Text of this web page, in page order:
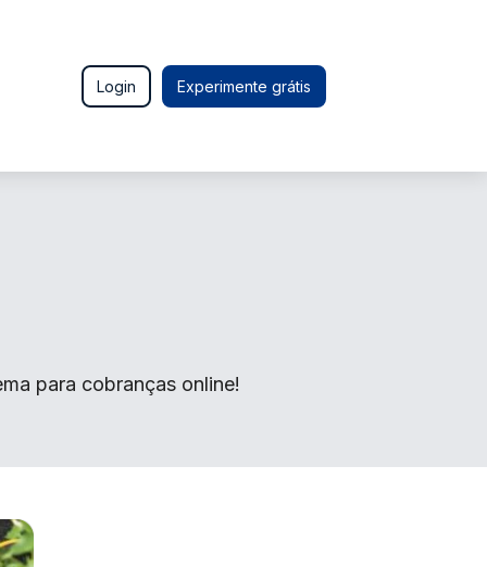
Login Experimente grátis
para cobranças online!